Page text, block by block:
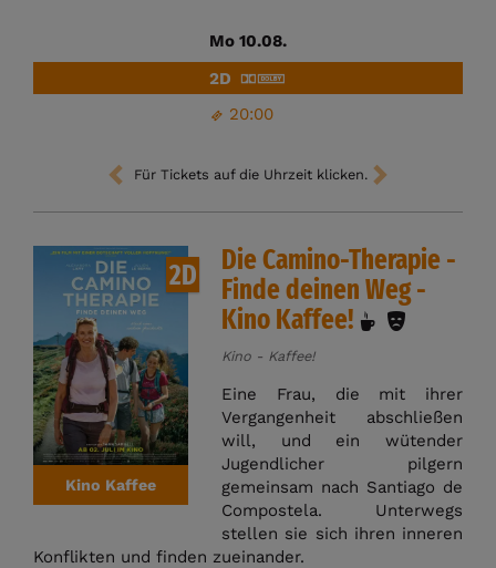
Mo 10.08.
20:00
2D
Für Tickets auf die Uhrzeit klicken.
2D
Kino Kaffee
Die Camino-Therapie -
Finde deinen Weg -
Kino Kaffee!
Kino - Kaffee!
Eine Frau, die mit ihrer
Vergangenheit abschließen
will, und ein wütender
Jugendlicher pilgern
gemeinsam nach Santiago de
Compostela. Unterwegs
stellen sie sich ihren inneren
Konflikten und finden zueinander.